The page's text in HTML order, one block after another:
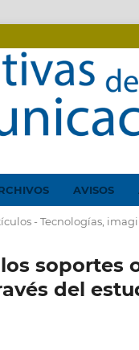
AVISOS
- Tecnologías,
soportes
del